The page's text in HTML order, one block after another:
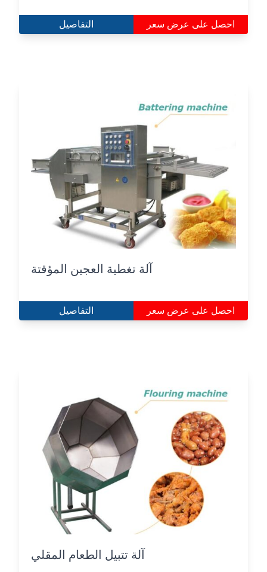
التفاصيل احصل على عرض سعر
آلة تغطية العجين المؤقتة
التفاصيل احصل على عرض سعر
آلة تتبيل الطعام المقلي